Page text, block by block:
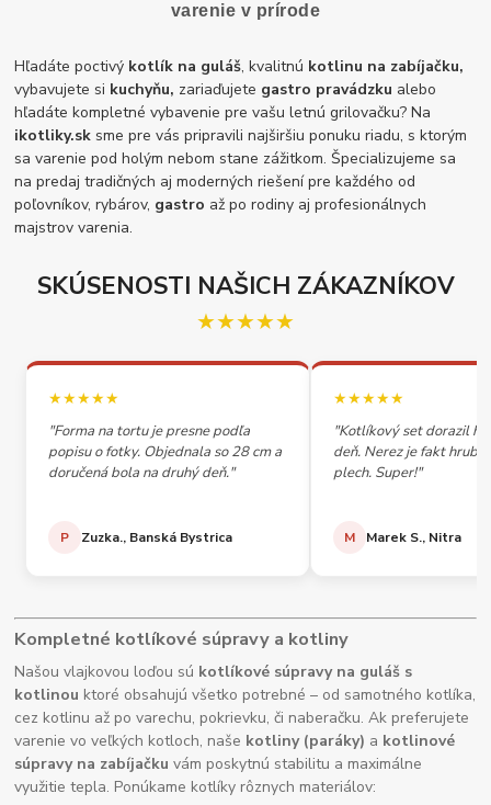
varenie v prírode
Hľadáte poctivý kotlík na guláš, kvalitnú kotlinu na zabíjačku,
vybavujete si kuchyňu, zariaďujete gastro pravádzku alebo
hľadáte kompletné vybavenie pre vašu letnú grilovačku? Na
ikotliky.sk sme pre vás pripravili najširšiu ponuku riadu, s ktorým
sa varenie pod holým nebom stane zážitkom. Špecializujeme sa
na predaj tradičných aj moderných riešení pre každého od
poľovníkov, rybárov, gastro až po rodiny aj profesionálnych
majstrov varenia.
SKÚSENOSTI NAŠICH ZÁKAZNÍKOV
★★★★★
★★★★★
"Forma na tortu je presne podľa
popisu o fotky. Objednala so 28 cm a
doručená bola na druhý deň."
P Zuzka., Banská Bystrica
★★★★★
"Kotlíkový set dorazil
deň. Nerez je fakt
plech. Super!"
M Marek S., Nitra
Kompletné kotlíkové súpravy a kotliny
Našou vlajkovou loďou sú kotlíkové súpravy na guláš s
kotlinou ktoré obsahujú všetko potrebné – od samotného kotlíka,
cez kotlinu až po varechu, pokrievku, či naberačku. Ak preferujete
varenie vo veľkých kotloch, naše kotliny (paráky) a kotlinové
súpravy na zabíjačku vám poskytnú stabilitu a maximálne
využitie tepla. Ponúkame kotlíky rôznych materiálov: